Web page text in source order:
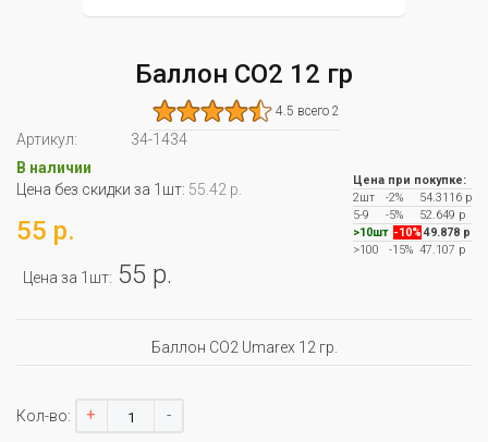
Баллон CO2 12 гр
4.5 всего 2
Артикул:
34-1434
В наличии
Цена без скидки за 1шт: 55.42 р.
55 р.
Цена за 1шт: 55 р.
Цена при покупке:
2шт
-2%
54.3116 р
5-9
-5%
52.649 р
>10шт -10% 49.878 р
>100
-15% 47.107 р
Баллон CO2 Umarex 12 гр.
Кол-во: + -